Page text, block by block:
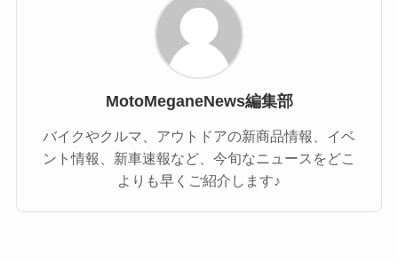
MotoMeganeNews編集部
バイクやクルマ、アウトドアの新商品情報、イベ
ント情報、新車速報など、今旬なニュースをどこ
よりも早くご紹介します♪